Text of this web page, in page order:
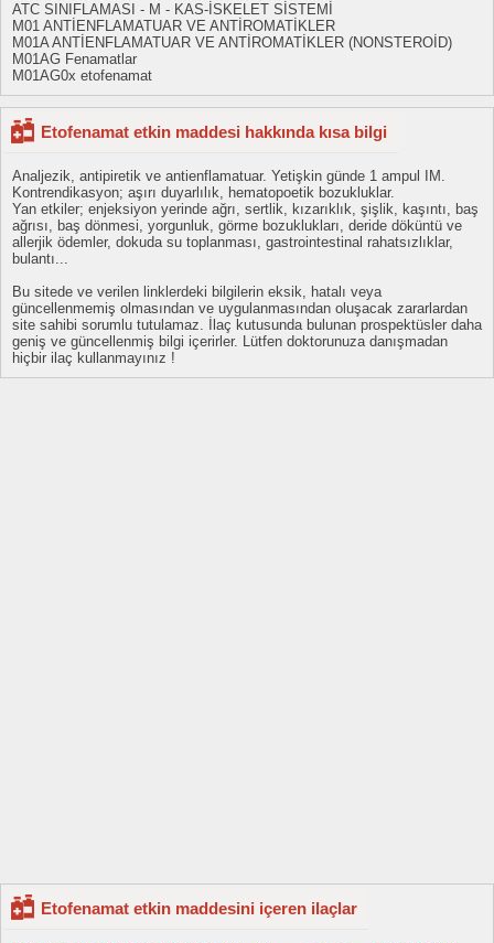
ATC SINIFLAMASI - M - KAS-İSKELET SİSTEMİ
M01 ANTİENFLAMATUAR VE ANTİROMATİKLER
M01A ANTİENFLAMATUAR VE ANTİROMATİKLER (NONSTEROİD)
M01AG Fenamatlar
M01AG0x etofenamat
Etofenamat etkin maddesi hakkında kısa bilgi
Analjezik, antipiretik ve antienflamatuar. Yetişkin günde 1 ampul IM.
Kontrendikasyon; aşırı duyarlılık, hematopoetik bozukluklar.
Yan etkiler; enjeksiyon yerinde ağrı, sertlik, kızarıklık, şişlik, kaşıntı, baş
ağrısı, baş dönmesi, yorgunluk, görme bozuklukları, deride döküntü ve
allerjik ödemler, dokuda su toplanması, gastrointestinal rahatsızlıklar,
bulantı...
Bu sitede ve verilen linklerdeki bilgilerin eksik, hatalı veya
güncellenmemiş olmasından ve uygulanmasından oluşacak zararlardan
site sahibi sorumlu tutulamaz. İlaç kutusunda bulunan prospektüsler daha
geniş ve güncellenmiş bilgi içerirler. Lütfen doktorunuza danışmadan
hiçbir ilaç kullanmayınız !
Etofenamat etkin maddesini içeren ilaçlar